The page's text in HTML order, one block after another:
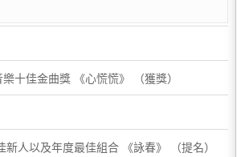
十佳金曲獎 《心慌慌》 （獲獎）
新人以及年度最佳組合 《詠春》 （提名）